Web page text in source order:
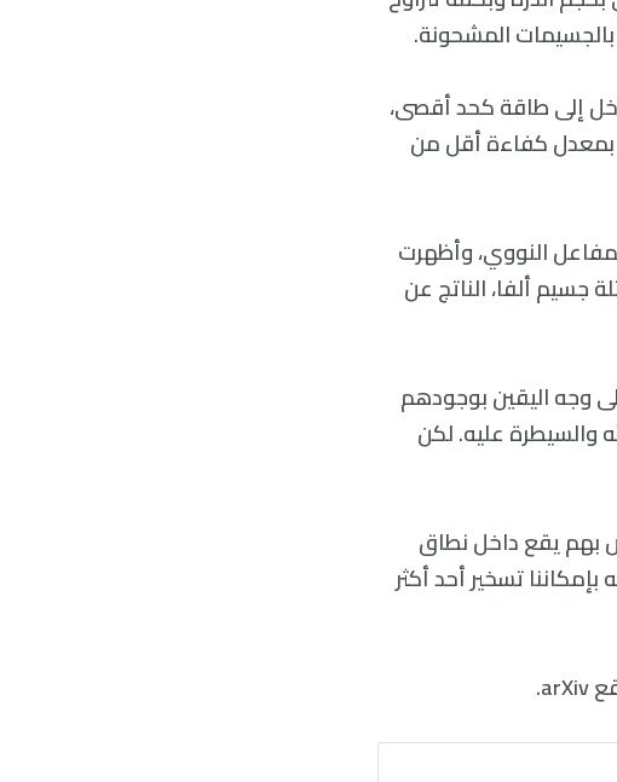
الأسود أن يحول 25% من كتلة الدخل إلى طاقة كحد أقصى،
بمعدل كفاءة أقل من
النووي، وأظهرت
الأسود البدائي، يمكن تحويل 25% من كتلة جسيم ألفا، الناتج عن
وجه اليقين بوجودهم
والسيطرة عليه. لكن
بهم يقع داخل نطاق
بإمكاننا تسخير أحد أكثر